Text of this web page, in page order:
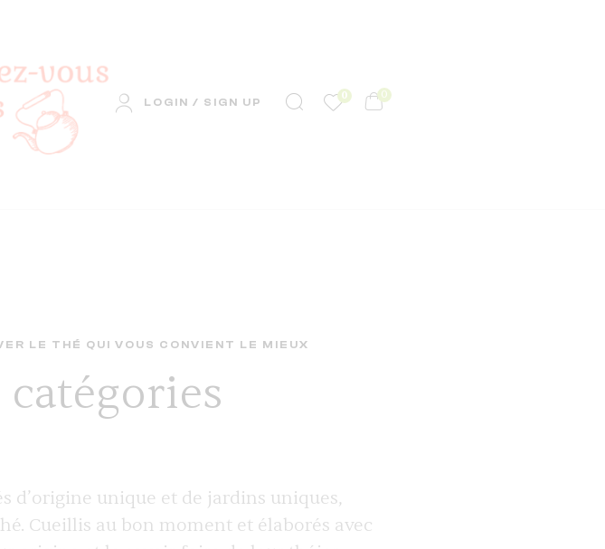
LOGIN / SIGN UP 0 0
LE THÉ QUI VOUS CONVIENT LE MIEUX
d’origine unique et de jardins uniques,
Cueillis au bon moment et élaborés avec